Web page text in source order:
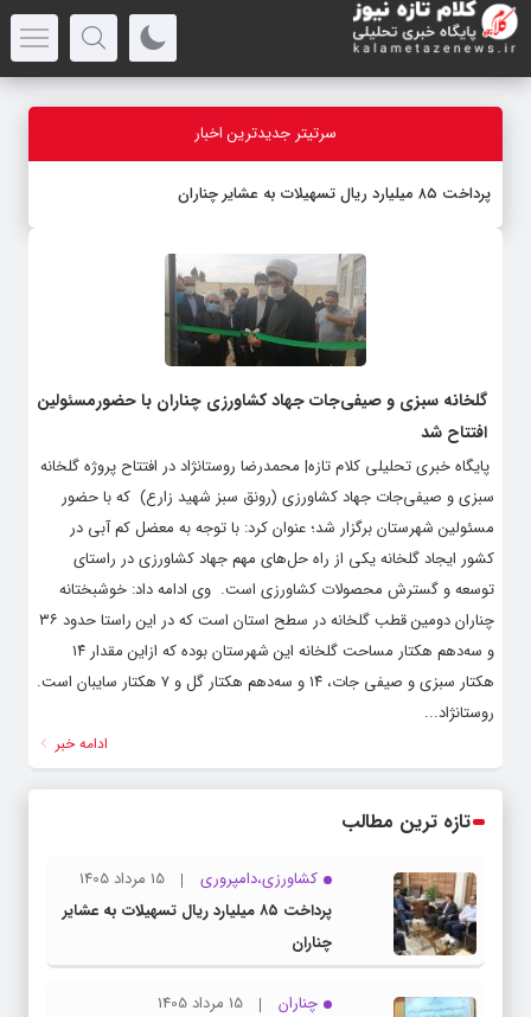
سرتیتر جدیدترین اخبار
پرداخت ۸۵ میلیارد ریال تسهیلات به عشایر چناران
گلخانه سبزی و صیفی‌جات جهاد کشاورزی چناران با حضورمسئولین
افتتاح شد
پایگاه خبری تحلیلی کلام تازه| محمدرضا روستانژاد در افتتاح پروژه گلخانه
سبزی و صیفی‌جات جهاد کشاورزی (رونق سبز شهید زارع) که با حضور
مسئولین شهرستان برگزار شد؛ عنوان کرد: با توجه به معضل کم آبی در
کشور ایجاد گلخانه یکی از راه حل‌های مهم جهاد کشاورزی در راستای
توسعه و گسترش محصولات کشاورزی است. وی ادامه داد: خوشبختانه
چناران دومین قطب گلخانه در سطح استان است که در این راستا حدود ۳۶
و سه‌دهم هکتار مساحت گلخانه این شهرستان بوده که ازاین مقدار ۱۴
هکتار سبزی و صیفی جات، ۱۴ و سه‌دهم هکتار گل و ۷ هکتار سایبان است.
روستانژاد...
ادامه خبر
تازه ترین مطالب
کشاورزی،دامپروری
15 مرداد 1405
پرداخت ۸۵ میلیارد ریال تسهیلات به عشایر
چناران
چناران
15 مرداد 1405